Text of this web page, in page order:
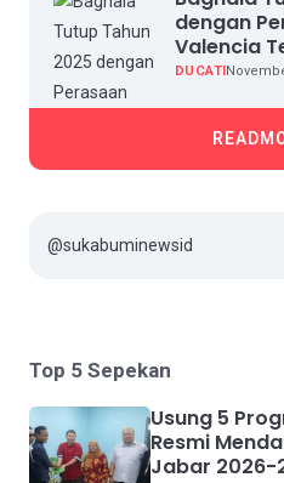
dengan
Valencia
DUCATI
@sukabuminewsid
Top 5 Sepekan
Usung 5
Resmi
Jabar 2026-